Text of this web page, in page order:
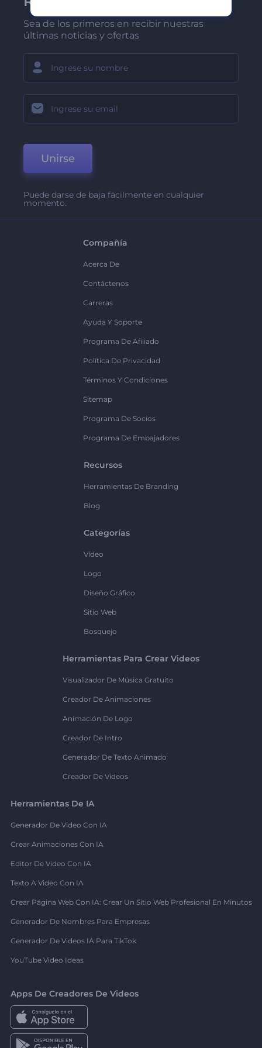
Sea de los primeros en recibir nuestras
últimas noticias y ofertas
Unirse
Puede darse de baja fácilmente en cualquier
momento.
Compañía
Acerca De
Contáctenos
Carreras
Ayuda Y Soporte
Programa De Afiliado
Política De Privacidad
Términos Y Condiciones
Sitemap
Programa De Socios
Programa De Embajadores
Recursos
Herramientas De Branding
Blog
Categorías
Vídeo
Logo
Diseño Gráfico
Sitio Web
Bosquejo
Herramientas Para Crear Videos
Visualizador De Música Gratuito
Creador De Animaciones
Animación De Logo
Creador De Intro
Generador De Texto Animado
Creador De Videos
Herramientas De IA
Generador De Video Con IA
Crear Animaciones Con IA
Editor De Video Con IA
Texto A Video Con IA
Crear Página Web Con IA: Crear Un Sitio Web Profesional En Minutos
Generador De Nombres Para Empresas
Generador De Videos IA Para TikTok
YouTube Video Ideas
Apps De Creadores De Videos